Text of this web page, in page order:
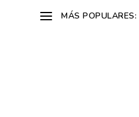
MÁS POPULARES: